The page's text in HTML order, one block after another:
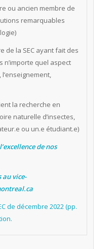
ou ancien membre de
remarquables
de la SEC ayant fait des
quel aspect
la recherche en
naturelle d’insectes,
ou un.e étudiant.e)
de nos
vice-
de décembre 2022 (pp.